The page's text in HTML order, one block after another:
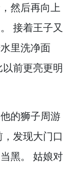
然后再向上
接着王子又
里洗净面
前更亮更明
的狮子周游
发现大门口
黑。
姑娘对